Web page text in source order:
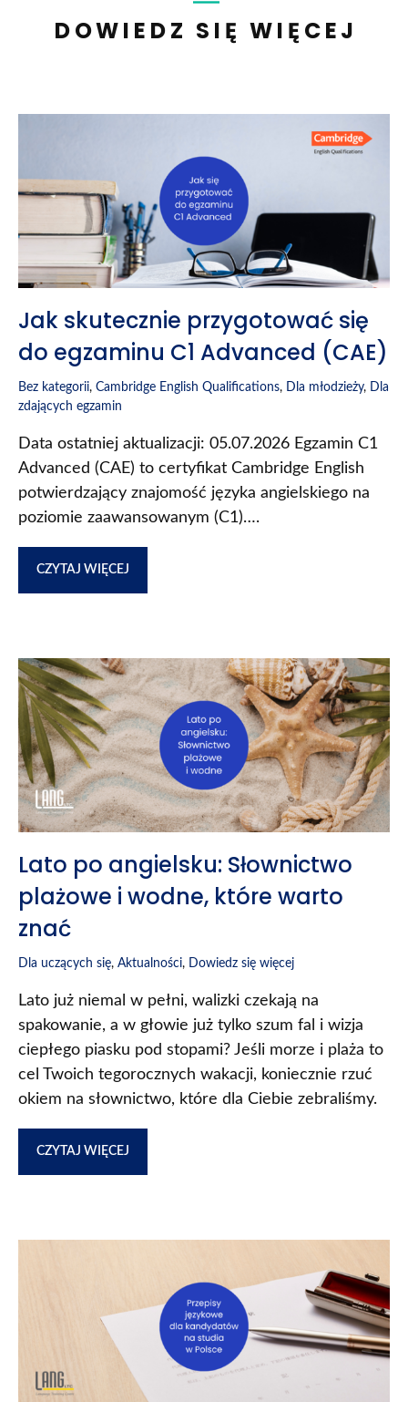
DOWIEDZ SIĘ WIĘCEJ
Jak skutecznie przygotować się
do egzaminu C1 Advanced (CAE)
Bez kategorii, Cambridge English Qualifications, Dla młodzieży, Dla
zdających egzamin
Data ostatniej aktualizacji: 05.07.2026 Egzamin C1
Advanced (CAE) to certyfikat Cambridge English
potwierdzający znajomość języka angielskiego na
poziomie zaawansowanym (C1)….
CZYTAJ WIĘCEJ
Lato po angielsku: Słownictwo
plażowe i wodne, które warto
znać
Dla uczących się, Aktualności, Dowiedz się więcej
Lato już niemal w pełni, walizki czekają na
spakowanie, a w głowie już tylko szum fal i wizja
ciepłego piasku pod stopami? Jeśli morze i plaża to
cel Twoich tegorocznych wakacji, koniecznie rzuć
okiem na słownictwo, które dla Ciebie zebraliśmy.
CZYTAJ WIĘCEJ